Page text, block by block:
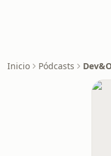
Inicio Pódcasts